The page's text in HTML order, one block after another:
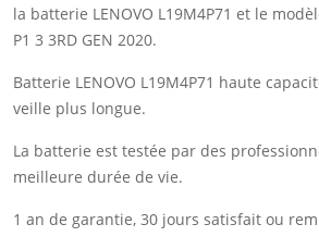
la batterie LENOVO L19M4P71 et le
P1 3 3RD GEN 2020.
Batterie LENOVO L19M4P71 haute
veille plus longue.
La batterie est testée par des
meilleure durée de vie.
1 an de garantie, 30 jours satisfait ou